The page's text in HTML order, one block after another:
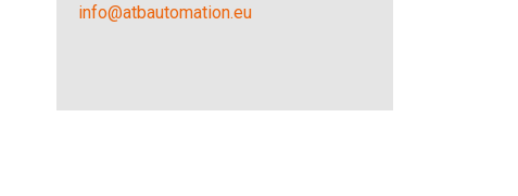
info@atbautomation.eu